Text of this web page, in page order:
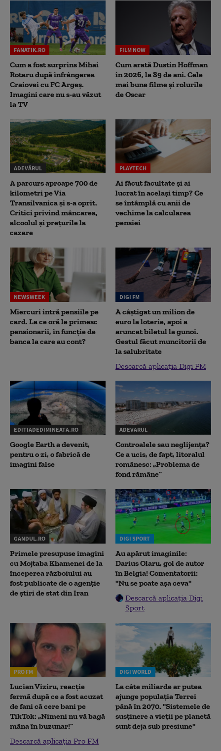
FANATIK.RO
Cum a fost surprins Mihai
Rotaru după înfrângerea
Craiovei cu FC Argeș.
Imagini care nu s-au văzut
la TV
FILM NOW
Cum arată Dustin Hoffman
în 2026, la 89 de ani. Cele
mai bune filme și rolurile
de Oscar
ADEVĂRUL
A parcurs aproape 700 de
kilometri pe Via
Transilvanica și s-a oprit.
Critici privind mâncarea,
alcoolul și prețurile la
cazare
PLAYTECH
Ai făcut facultate și ai
lucrat în același timp? Ce
se întâmplă cu anii de
vechime la calcularea
pensiei
NEWSWEEK
Miercuri intră pensiile pe
card. La ce oră le primesc
pensionarii, în funcție de
banca la care au cont?
DIGI FM
A câștigat un milion de
euro la loterie, apoi a
aruncat biletul la gunoi.
Gestul făcut muncitorii de
la salubritate
Descarcă aplicația Digi FM
EDITIADEDIMINEATA.RO
Google Earth a devenit,
pentru o zi, o fabrică de
imagini false
ADEVARUL
Controalele sau neglijența?
Ce a ucis, de fapt, litoralul
românesc: „Problema de
fond rămâne”
GANDUL.RO
Primele presupuse imagini
cu Mojtaba Khamenei de la
începerea războiului au
fost publicate de o agenție
de știri de stat din Iran
DIGI SPORT
Au apărut imaginile:
Darius Olaru, gol de autor
în Belgia! Comentatorii:
"Nu se poate așa ceva"
Descarcă aplicația Digi
Sport
PRO FM
Lucian Viziru, reacție
fermă după ce a fost acuzat
de fani că cere bani pe
TikTok: „Nimeni nu vă bagă
mâna în buzunar!”
Descarcă aplicația Pro FM
DIGI WORLD
La câte miliarde ar putea
ajunge populația Terrei
până în 2070. "Sistemele de
susținere a vieții pe planetă
sunt deja sub presiune"